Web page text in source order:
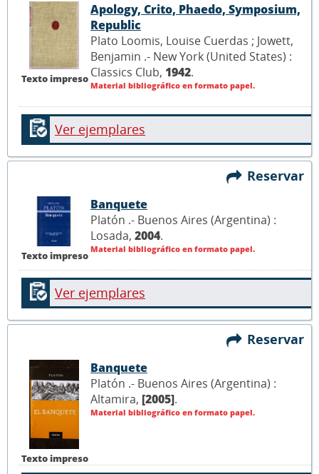
Texto impreso
Apology, Crito, Phaedo, Symposium,
Republic
Plato Loomis, Louise Cuerdas ; Jowett,
Benjamin .- New York (United States) :
Classics Club, 1942.
Material bibliográfico en formato papel.
Ver ejemplares
Reservar
Texto impreso
Banquete
Platón .- Buenos Aires (Argentina) :
Losada, 2004.
Material bibliográfico en formato papel.
Ver ejemplares
Reservar
Texto impreso
Banquete
Platón .- Buenos Aires (Argentina) :
Altamira, [2005].
Material bibliográfico en formato papel.